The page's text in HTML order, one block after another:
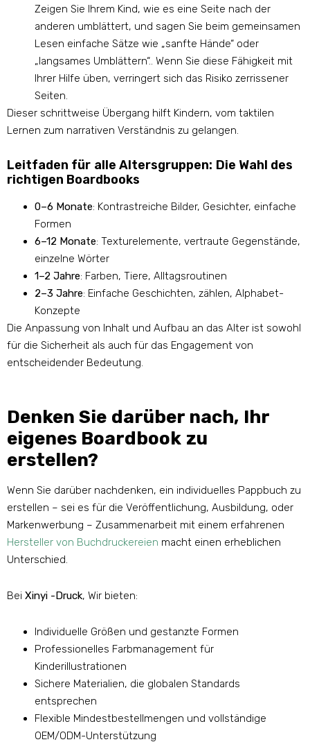
Zeigen Sie Ihrem Kind, wie es eine Seite nach der
anderen umblättert, und sagen Sie beim gemeinsamen
Lesen einfache Sätze wie „sanfte Hände“ oder
„langsames Umblättern“.. Wenn Sie diese Fähigkeit mit
Ihrer Hilfe üben, verringert sich das Risiko zerrissener
Seiten.
Dieser schrittweise Übergang hilft Kindern, vom taktilen
Lernen zum narrativen Verständnis zu gelangen.
Leitfaden für alle Altersgruppen: Die Wahl des
richtigen Boardbooks
0–6 Monate: Kontrastreiche Bilder, Gesichter, einfache
Formen
6–12 Monate: Texturelemente, vertraute Gegenstände,
einzelne Wörter
1–2 Jahre: Farben, Tiere, Alltagsroutinen
2–3 Jahre: Einfache Geschichten, zählen, Alphabet-
Konzepte
Die Anpassung von Inhalt und Aufbau an das Alter ist sowohl
für die Sicherheit als auch für das Engagement von
entscheidender Bedeutung.
Denken Sie darüber nach, Ihr
eigenes Boardbook zu
erstellen?
Wenn Sie darüber nachdenken, ein individuelles Pappbuch zu
erstellen – sei es für die Veröffentlichung, Ausbildung, oder
Markenwerbung – Zusammenarbeit mit einem erfahrenen
Hersteller von Buchdruckereien macht einen erheblichen
Unterschied.
Bei Xinyi -Druck, Wir bieten:
Individuelle Größen und gestanzte Formen
Professionelles Farbmanagement für
Kinderillustrationen
Sichere Materialien, die globalen Standards
entsprechen
Flexible Mindestbestellmengen und vollständige
OEM/ODM-Unterstützung